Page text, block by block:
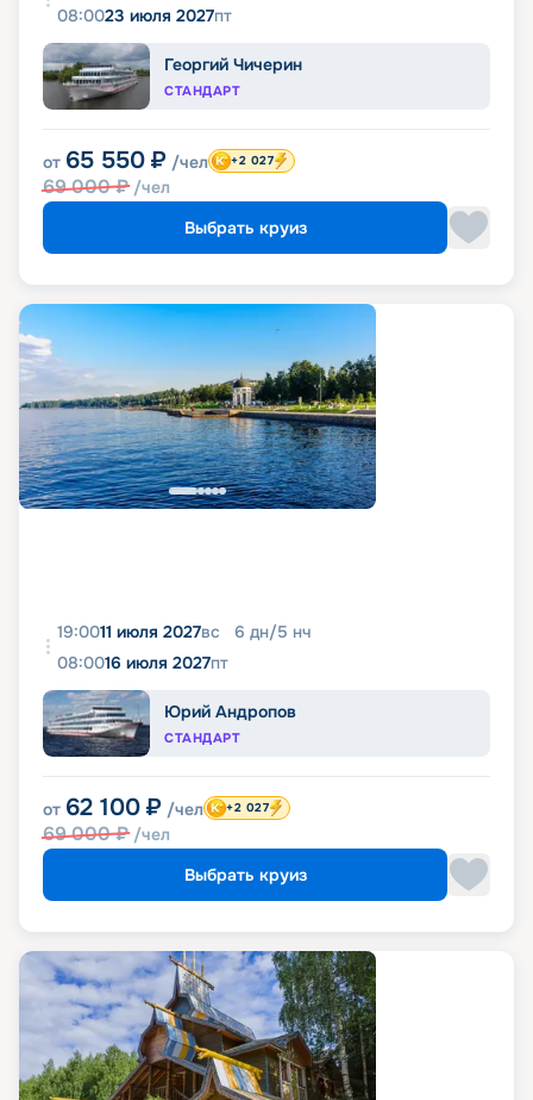
08:0023 июля 2027пт
Георгий Чичерин
СТАНДАРТ
от 65 550 ₽ /чел
69 000₽ /чел
+2 027
Выбрать круиз
19:0011 июля 2027вс 6 дн/5 нч
08:0016 июля 2027пт
Юрий Андропов
СТАНДАРТ
от 62 100 ₽ /чел
69 000₽ /чел
+2 027
Выбрать круиз